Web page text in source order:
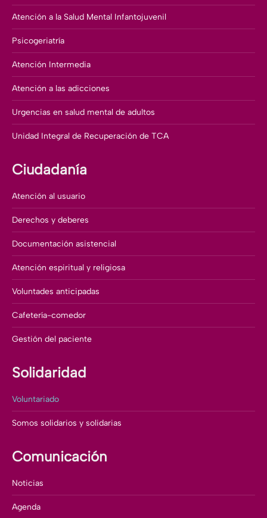
Atención a la Salud Mental Infantojuvenil
Psicogeriatría
Atención Intermedia
Atención a las adicciones
Urgencias en salud mental de adultos
Unidad Integral de Recuperación de TCA
Ciudadanía
Atención al usuario
Derechos y deberes
Documentación asistencial
Atención espiritual y religiosa
Voluntades anticipadas
Cafetería-comedor
Gestión del paciente
Solidaridad
Voluntariado
Somos solidarios y solidarias
Comunicación
Noticias
Agenda